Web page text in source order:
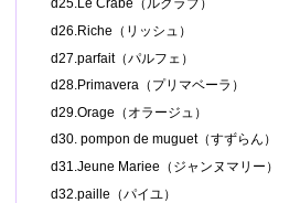
d25.Le Crabe（ルクラブ）
d26.Riche（リッシュ）
d27.parfait（パルフェ）
d28.Primavera（プリマベーラ）
d29.Orage（オラージュ）
d30. pompon de muguet（すずらん）
d31.Jeune Mariee（ジャンヌマリー）
d32.paille（パイユ）